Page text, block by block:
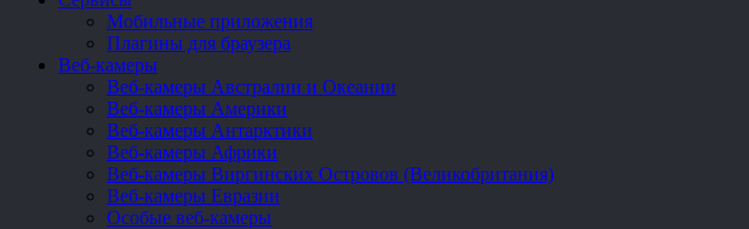
Мобильные приложения
Плагины для браузера
Веб-камеры
Веб-камеры Австралии и Океании
Веб-камеры Америки
Веб-камеры Антарктики
Веб-камеры Африки
Веб-камеры Виргинских Островов (Великобритания)
Веб-камеры Евразии
Особые веб-камеры